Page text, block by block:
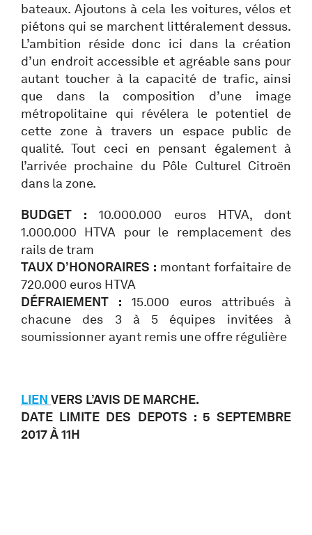
bateaux. Ajoutons à cela les voitures, vélos et
piétons qui se marchent littéralement dessus.
L’ambition réside donc ici dans la création
d’un endroit accessible et agréable sans pour
autant toucher à la capacité de trafic, ainsi
que dans la composition d’une image
métropolitaine qui révélera le potentiel de
cette zone à travers un espace public de
qualité. Tout ceci en pensant également à
l’arrivée prochaine du Pôle Culturel Citroën
dans la zone.
BUDGET : 10.000.000 euros HTVA, dont
1.000.000 HTVA pour le remplacement des
rails de tram
TAUX D’HONORAIRES : montant forfaitaire de
720.000 euros HTVA
DÉFRAIEMENT : 15.000 euros attribués à
chacune des 3 à 5 équipes invitées à
soumissionner ayant remis une offre régulière
LIEN VERS L’AVIS DE MARCHE.
DATE LIMITE DES DEPOTS : 5 SEPTEMBRE
2017 À 11H